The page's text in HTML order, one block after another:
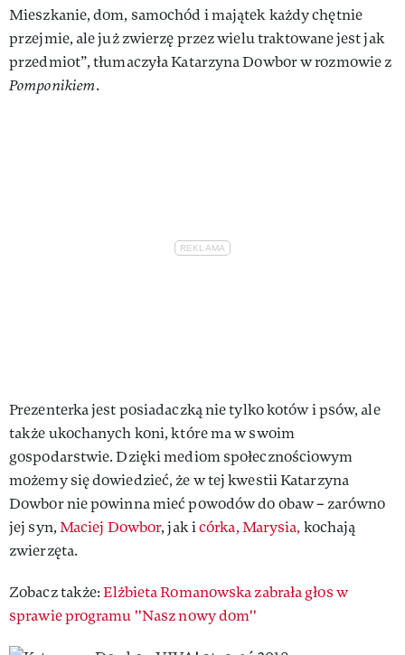
Mieszkanie, dom, samochód i majątek każdy chętnie
przejmie, ale już zwierzę przez wielu traktowane jest jak
przedmiot”, tłumaczyła Katarzyna Dowbor w rozmowie z
Pomponikiem.
Prezenterka jest posiadaczką nie tylko kotów i psów, ale
także ukochanych koni, które ma w swoim
gospodarstwie. Dzięki mediom społecznościowym
możemy się dowiedzieć, że w tej kwestii Katarzyna
Dowbor nie powinna mieć powodów do obaw – zarówno
jej syn,Maciej Dowbor, jak icórka, Marysia, kochają
zwierzęta.
Zobacz także:Elżbieta Romanowska zabrała głos w
sprawie programu ''Nasz nowy dom''